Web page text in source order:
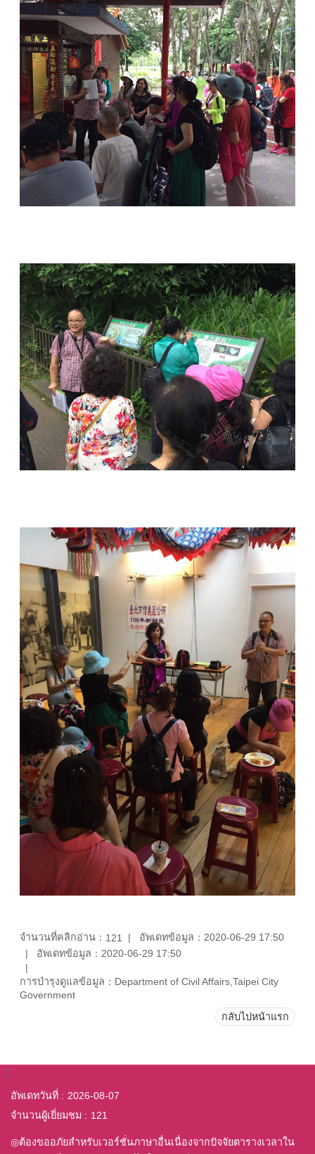
จำนวนที่คลิกอ่าน： 121
อัพเดทข้อมูล：2020-06-29 17:50
อัพเดทข้อมูล：2020-06-29 17:50
การบำรุงดูแลข้อมูล：Department of Civil Affairs,Taipei City
Government
กลับไปหน้าแรก
:::
อัพเดทวันที่
2026-08-07
จำนวนผู้เยี่ยมชม
121
◎ต้องขออภัยสำหรับเวอร์ชั่นภาษาอื่นเนื่องจากปัจจัยตารางเวลาใน